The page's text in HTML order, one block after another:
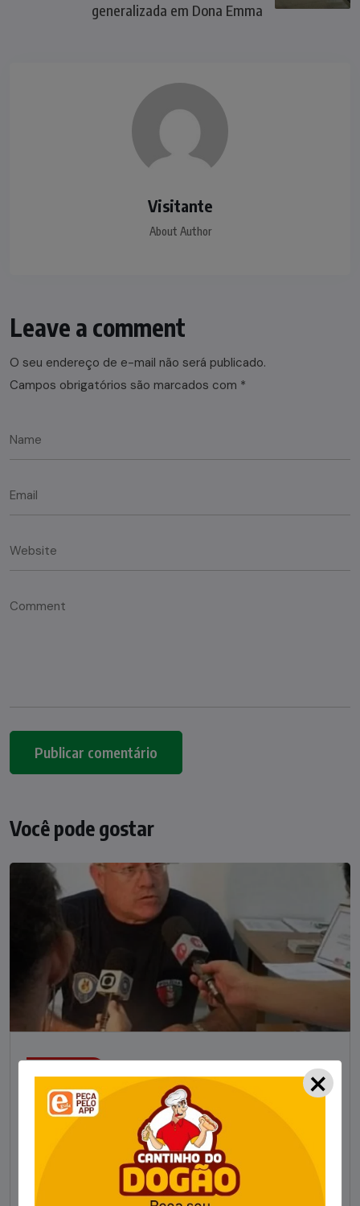
generalizada em Dona Emma
Visitante
About Author
Leave a comment
O seu endereço de e-mail não será publicado.
Campos obrigatórios são marcados com *
Você pode gostar
Foragido pela morte de delegado aposentado
em bar morre em confronto com a polícia em SC
29/01/2023
Um dos dois foragidos investigados pelo latrocínio de
×